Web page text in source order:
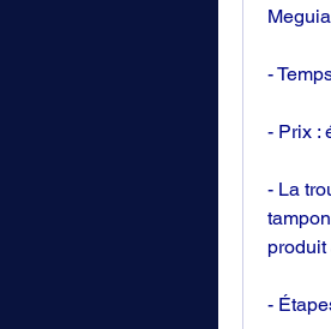
-
- Prix :
- La
produit
-